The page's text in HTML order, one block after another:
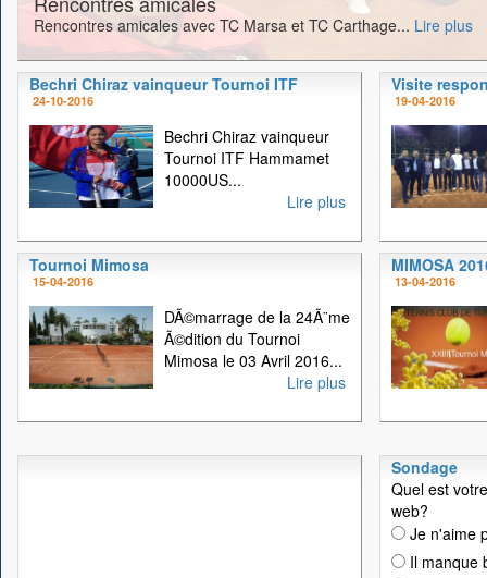
Rencontres amicales avec TC Marsa et TC Carthage... Lire plus
Bechri Chiraz vainqueur Tournoi ITF
24-10-2016
Bechri Chiraz vainqueur
Tournoi ITF Hammamet
10000US...
Lire plus
Visite
19-04-2016
Tournoi Mimosa
15-04-2016
DÃ©marrage de la 24Ã¨me
Ã©dition du Tournoi
Mimosa le 03 Avril 2016...
Lire plus
MIMOSA
13-04-2016
Sondage
Quel est
web?
Je n'aime
Il manque